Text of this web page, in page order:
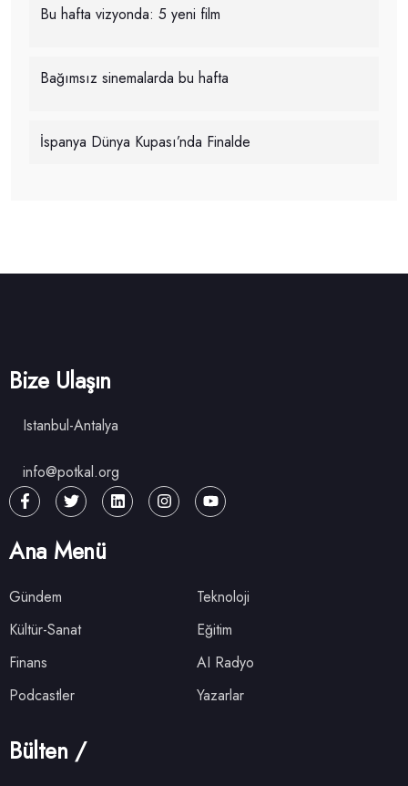
Bu hafta vizyonda: 5 yeni film
Bağımsız sinemalarda bu hafta
İspanya Dünya Kupası’nda Finalde
Bize Ulaşın
Istanbul-Antalya
info@potkal.org
Ana Menü
Gündem
Teknoloji
Kültür-Sanat
Eğitim
Finans
AI Radyo
Podcastler
Yazarlar
Bülten /